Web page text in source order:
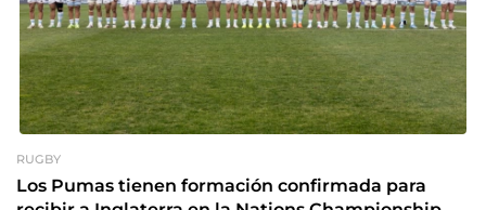
RUGBY
Los Pumas tienen formación confirmada para